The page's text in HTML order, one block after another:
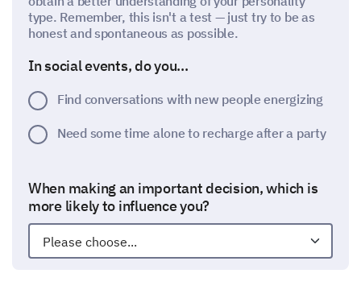
type. Remember, this isn't a test — just try to be as
honest and spontaneous as possible.
In social events, do you...
Find conversations with new people energizing
Need some time alone to recharge after a party
When making an important decision, which is
more likely to influence you?